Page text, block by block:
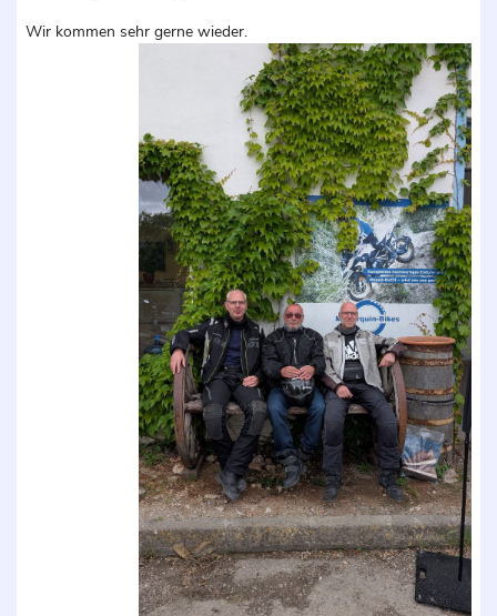
Wir kommen sehr gerne wieder.